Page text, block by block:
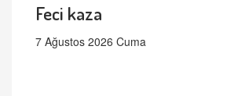
Feci kaza
7 Ağustos 2026 Cuma